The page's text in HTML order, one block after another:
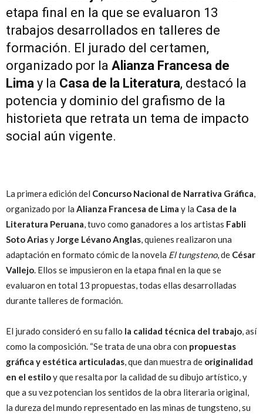
etapa final en la que se evaluaron 13
trabajos desarrollados en talleres de
formación. El jurado del certamen,
organizado por la Alianza Francesa de
Lima y la Casa de la Literatura, destacó la
potencia y dominio del grafismo de la
historieta que retrata un tema de impacto
social aún vigente.
La primera edición del Concurso Nacional de Narrativa Gráfica
organizado por la Alianza Francesa de Lima y la Casa de la
Literatura Peruana , tuvo como ganadores a los artistas Fabli
Soto Ariasy Jorge Lévano Anglas , quienes realizaron una
adaptación en formato cómic de la novela El tungsteno, de César
Vallejo . Ellos se impusieron en la etapa final en la que se
evaluaron en total 13 propuestas, todas ellas desarrolladas
durante talleres de formación.
El jurado consideró en su fallo la calidad técnica del trabajo , así
como la composición. “Se trata de una obra con propuestas
gráfica y estética articuladas , que dan muestra de originalidad
en el estiloy que resalta por la calidad de su dibujo artístico, y
que a su vez potencian los sentidos de la obra literaria original,
la dureza del mundo representado en las minas de tungsteno, su